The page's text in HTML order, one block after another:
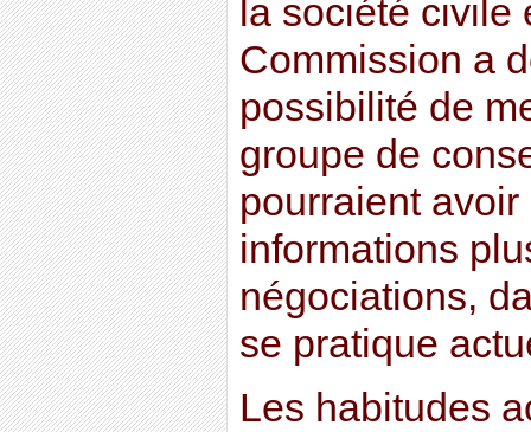
la société civile
Commission a
possibilité de
groupe de
pourraient
informations
négociations,
se pratique
Les habitudes